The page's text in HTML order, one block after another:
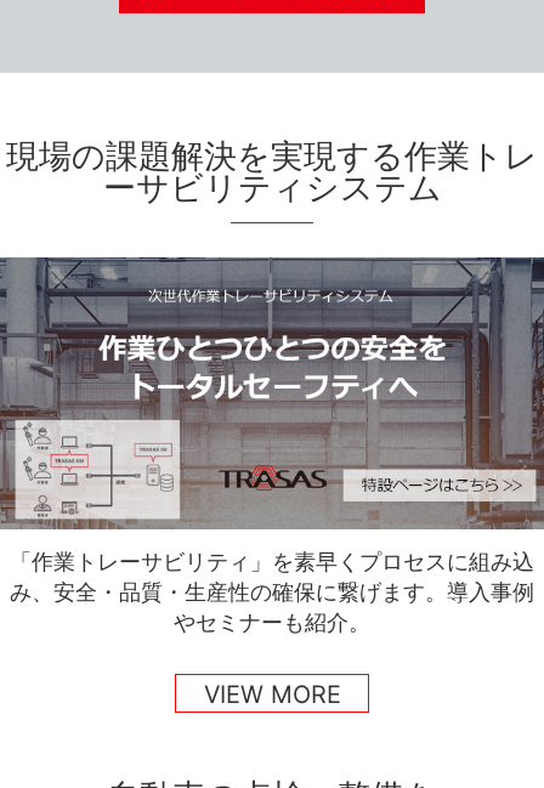
現場の課題解決を実現する作業トレ
ーサビリティシステム
「作業トレーサビリティ」を素早くプロセスに組み込
み、安全・品質・生産性の確保に繋げます。導入事例
やセミナーも紹介。
VIEW MORE